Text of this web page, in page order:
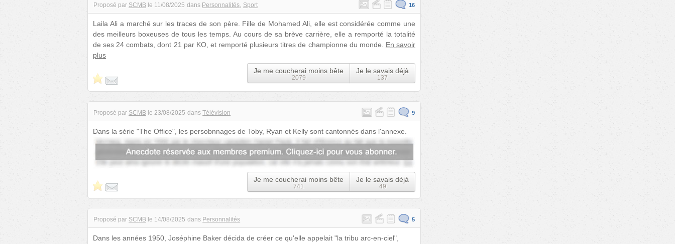
Proposé par SCMB le 11/08/2025 dans Personnalités Sport 16
Laila Ali a marché sur les traces de son père. Fille de Mohamed Ali, elle est considérée comme une
des meilleurs boxeuses de tous les temps. Au cours de sa brève carrière, elle a remporté la totalité
de ses 24 combats, dont 21 par KO, et remporté plusieurs titres de championne du monde. En savoir
plus
Je me coucherai moins bête
2079
Je le savais déjà
137
Proposé par SCMB le 23/08/2025 dans Télévision 9
Dans la série "The Office", les persobnnages de Toby, Ryan et Kelly sont cantonnés dans l'annexe.
Ceci est dû au fait qu...
Je me coucherai moins bête
741
Je le savais déjà
49
Proposé par SCMB le 14/08/2025 dans Personnalités 5
Dans les années 1950, Joséphine Baker décida de créer ce qu'elle appelait "la tribu arc-en-ciel",